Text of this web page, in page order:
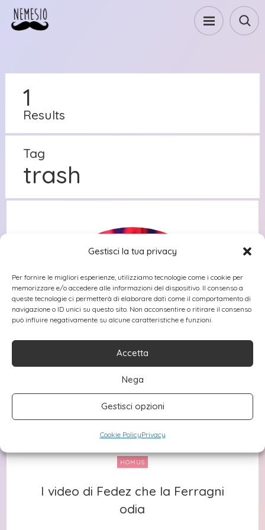
Gestisci la tua privacy
Per fornire le migliori esperienze, utilizziamo tecnologie come i cookie per
memorizzare e/o accedere alle informazioni del dispositivo. Il consenso a
queste tecnologie ci permetterà di elaborare dati come il comportamento di
navigazione o ID unici su questo sito. Non acconsentire o ritirare il consenso
può influire negativamente su alcune caratteristiche e funzioni.
Accetta
Nega
Gestisci opzioni
Cookie PolicyPrivacy
1
Results
Tag
trash
HOMUS
I video di Fedez che la Ferragni
odia
I video di Fedez che la Ferragni
odia